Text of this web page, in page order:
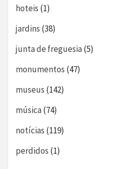
hoteis (1)
jardins (38)
junta de freguesia(5)
monumentos (47)
museus (142)
música(74)
notícias (119)
perdidos (1)